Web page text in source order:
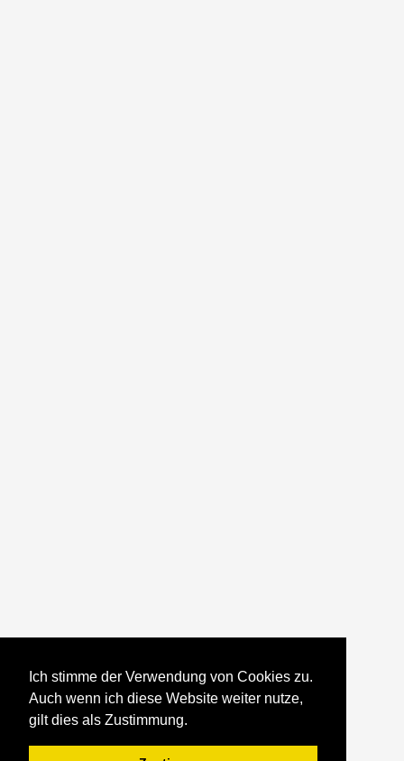
Ich stimme der Verwendung von Cookies zu.
Auch wenn ich diese Website weiter nutze,
gilt dies als Zustimmung.